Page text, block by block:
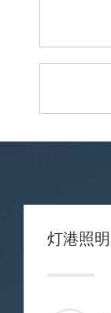
灯港照明